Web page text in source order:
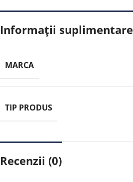
Informații suplimentare
MARCA
TIP PRODUS
Recenzii (0)